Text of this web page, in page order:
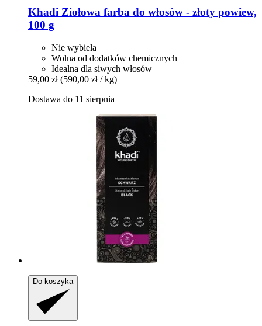
Khadi Ziołowa farba do włosów -​ złoty powiew,
100 g
Nie wybiela
Wolna od dodatków chemicznych
Idealna dla siwych włosów
59,00 zł (590,00 zł / kg)
Dostawa do 11 sierpnia
Do koszyka